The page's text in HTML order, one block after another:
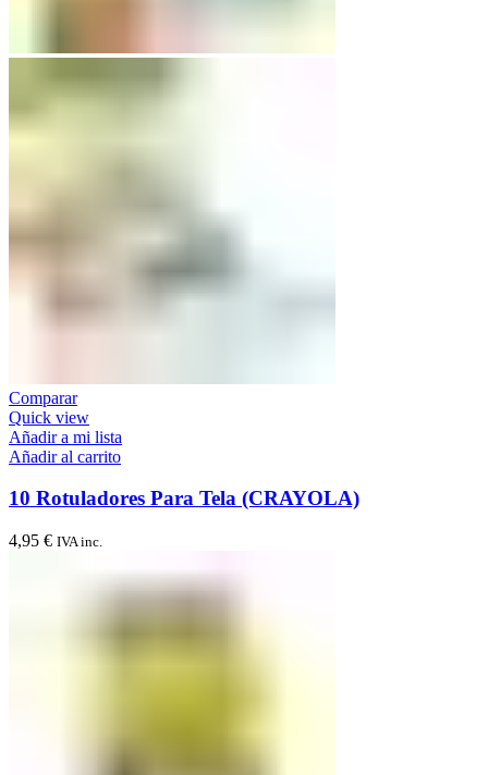
Comparar
Quick view
Añadir a mi lista
Añadir al carrito
10 Rotuladores Para Tela (CRAYOLA)
4,95 € IVA inc.